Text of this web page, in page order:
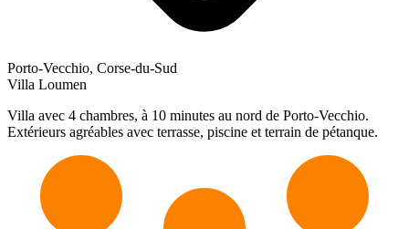
Porto-Vecchio, Corse-du-Sud
Villa Loumen
Villa avec 4 chambres, à 10 minutes au nord de Porto-Vecchio.
Extérieurs agréables avec terrasse, piscine et terrain de pétanque.